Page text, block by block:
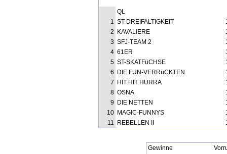
QL
1 ST-DREIFALTIGKEIT
2
KAVALIERE
3 SFJ-TEAM 2
4 61ER
5 ST-SKATFüCHSE
6
DIE FUN-VERRüCKTEN
7
HIT HIT HURRA
8 OSNA
9
DIE NETTEN
10
MAGIC-FUNNYS
11
REBELLEN II
Gewinne